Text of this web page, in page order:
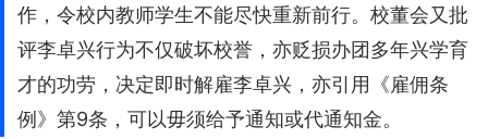
作，令校内教师学生不能尽快重新前行。校董会又批
评李卓兴行为不仅破坏校誉，亦贬损办团多年兴学育
才的功劳，决定即时解雇李卓兴，亦引用《雇佣条
例》第9条，可以毋须给予通知或代通知金。